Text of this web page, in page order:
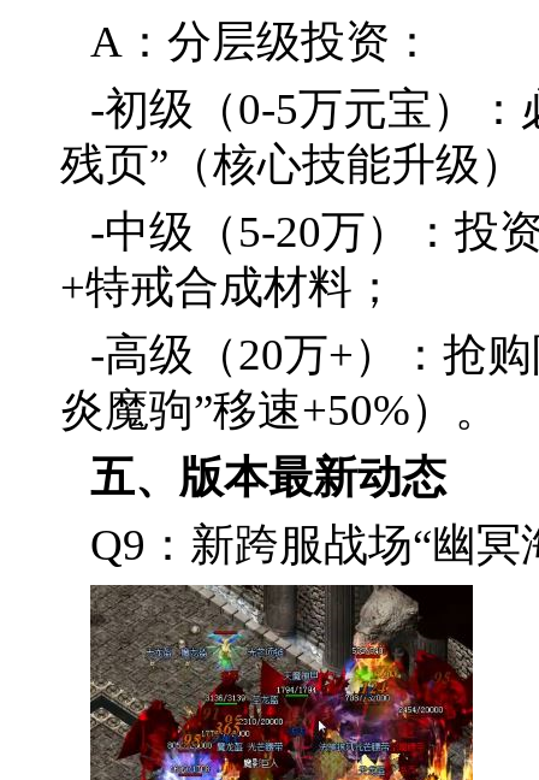
A：分层级投资：
-初级（0-5万元宝）：
残页”（核心技能升级）
-中级（5-20万）：投
+特戒合成材料；
-高级（20万+）：抢
炎魔驹”移速+50%）。
五、版本最新动态
Q9：新跨服战场“幽冥